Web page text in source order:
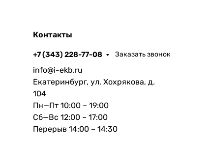
Контакты
+7 (343) 228-77-08 Заказать звонок
info@i-ekb.ru
Екатеринбург, ул. Хохрякова, д.
104
Пн—Пт 10:00 – 19:00
Сб—Вс 12:00 – 17:00
Перерыв 14:00 – 14:30